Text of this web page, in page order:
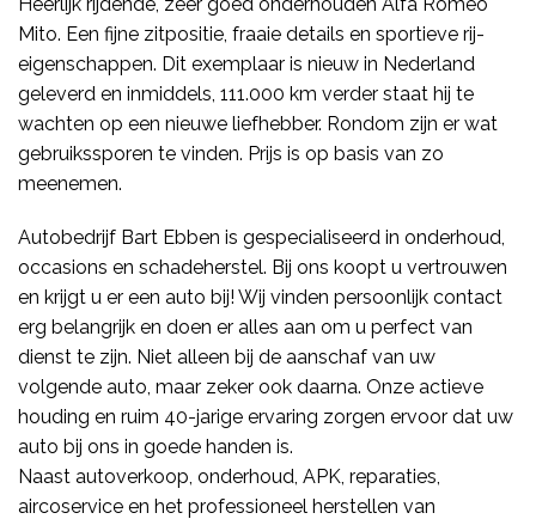
Mito. Een fijne zitpositie, fraaie details en sportieve rij-
eigenschappen. Dit exemplaar is nieuw in Nederland
geleverd en inmiddels, 111.000 km verder staat hij te
wachten op een nieuwe liefhebber. Rondom zijn er wat
gebruikssporen te vinden. Prijs is op basis van zo
meenemen.
Autobedrijf Bart Ebben is gespecialiseerd in onderhoud,
occasions en schadeherstel. Bij ons koopt u vertrouwen
en krijgt u er een auto bij! Wij vinden persoonlijk contact
erg belangrijk en doen er alles aan om u perfect van
dienst te zijn. Niet alleen bij de aanschaf van uw
volgende auto, maar zeker ook daarna. Onze actieve
houding en ruim 40-jarige ervaring zorgen ervoor dat uw
auto bij ons in goede handen is.
Naast autoverkoop, onderhoud, APK, reparaties,
aircoservice en het professioneel herstellen van